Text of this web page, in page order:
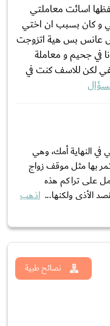
اسائت معاملتي
و كان بسبب ان اختي
عانس بس هية اتزوجت
في جحيم و معاملة
لكن للاسف كنت في
النهاية أمك، وهي
بها مثل موقف زواج
على تراكم هذه
الأذى ولكنها... اذهب
نصائح طبية